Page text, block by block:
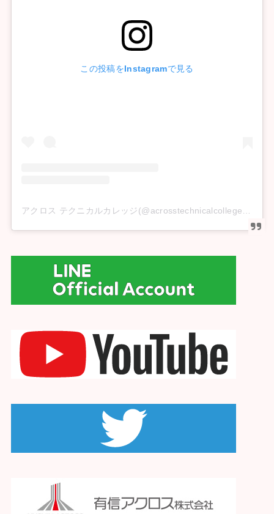
この投稿をInstagramで見る
アクロス テクニカルカレッジ(@acrosstechnicalcollege)がシェアした投稿